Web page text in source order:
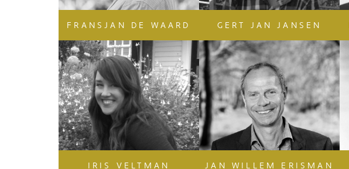
FRANSJAN DE WAARD GERT JAN JANSEN
IRIS VELTMAN JAN WILLEM ERISMAN